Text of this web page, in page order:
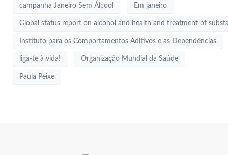
campanha Janeiro Sem Álcool Em janeiro
Global status report on alcohol and health and treatment of
Instituto para os Comportamentos Aditivos e as Dependências
liga-te à vida! Organização Mundial da Saúde
Paula Peixe